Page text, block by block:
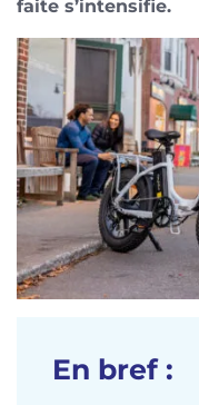
faite s’intensifie.
En bref :